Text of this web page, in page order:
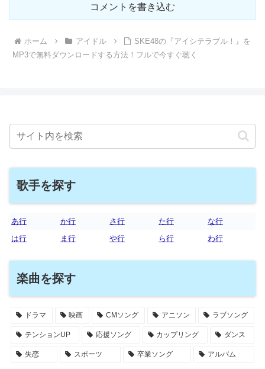
コメントを書き込む
ホーム アイドル
SKE48の『アイシテラブル！』を
MP3で無料ダウンロードする方法！フルで今すぐ聴く
歌手を探す
あ行 か行 さ行 た行
な行
は行
ま行 や行 ら行 わ行
楽曲を探す
ドラマ 映画 CMソング アニソン ラブソング
テンションUP 応援ソング カップリング ダンス
失恋 スポーツ 卒業ソング アルバム